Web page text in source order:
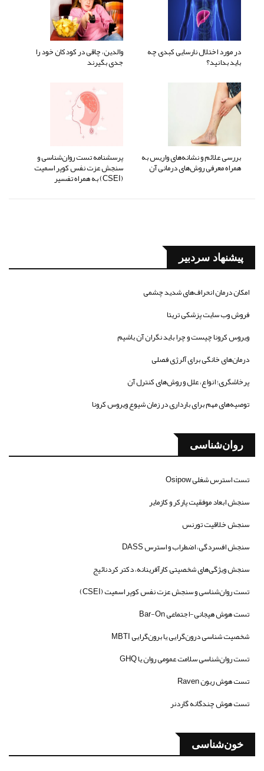
در مورد اختلال نارسایی کبدی چه
باید بدانید؟
والدین، چاقی در کودکان خود را
جدی بگیرند
بررسی علائم و نشانه‌های واریس به
همراه معرفی روش‌های درمانی آن
پرسشنامه تست روان‌شناسی و
سنجش عزت نفس کوپر اسمیت
(CSEI) به همراه تفسیر
پیشنهاد سردبیر
امکان درمان انحراف‌های شدید چشمی
فروش وب سایت پزشکی تریتا
ویروس کرونا چیست و چرا باید نگران آن باشیم
درمان‌های خانگی برای آلرژی فصلی
پرخاشگری؛ انواع، علل و روش‌های کنترل آن
توصیه‌های مهم برای بارداری در زمان شیوع ویروس کرونا
روان‌شناسی
تست استرس شغلی Osipow
سنجش ابعاد موفقیت پارکر و کازمایر
سنجش خلاقیت تورنس
سنجش افسردگی، اضطراب و استرس DASS
سنجش ویژگی‌های شخصیتی کارآفرینانه، دکتر کردنائیج
تست روان‌شناسی و سنجش عزت نفس کوپر اسمیت (CSEI)
تست هوش هیجانی-اجتماعی Bar-On
شخصیت شناسی درون‌گرایی یا برون‌گرایی MBTI
تست روان‌شناسی سلامت عمومی روان یا GHQ
تست هوش ریون Raven
تست هوش چندگانه گاردنر
خون‌شناسی